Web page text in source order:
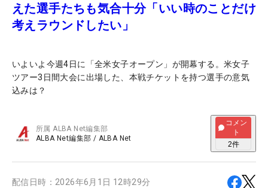
えた選手たちも気合十分「いい時のことだけ
考えラウンドしたい」
いよいよ今週4日に「全米女子オープン」が開幕する。米女子
ツアー3日間大会に出場した、本戦チケットを持つ選手の意気
込みは？
所属ALBA Net編集部
ALBA Net編集部 / ALBA Net
コメン
ト
2件
配信日時： 2026年6月1日 12時29分